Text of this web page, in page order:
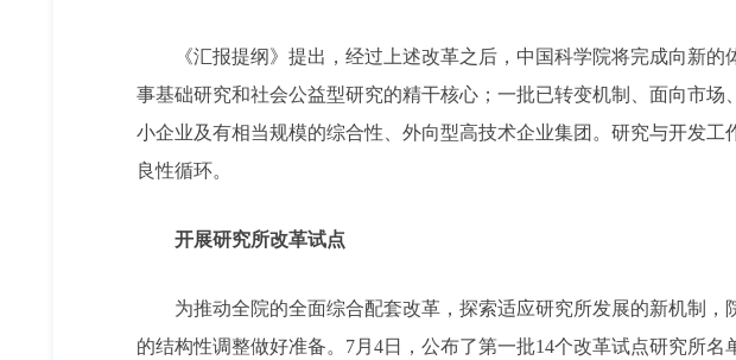
《汇报提纲》提出，经过上述改革之后，中国科学院将完成向新的
事基础研究和社会公益型研究的精干核心；一批已转变机制、面向市
小企业及有相当规模的综合性、外向型高技术企业集团。研究与开发
良性循环。
开展研究所改革试点
为推动全院的全面综合配套改革，探索适应研究所发展的新机制，
的结构性调整做好准备。7月4日，公布了第一批14个改革试点研究所